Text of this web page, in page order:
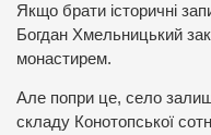
Якщо брати історичні
Богдан Хмельницький
монастирем.
Але попри це, село
складу Конотопської